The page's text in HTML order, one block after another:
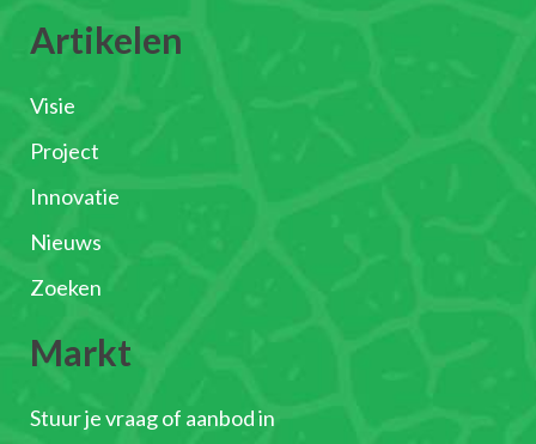
Artikelen
Visie
Project
Innovatie
Nieuws
Zoeken
Markt
Stuur je vraag of aanbod in